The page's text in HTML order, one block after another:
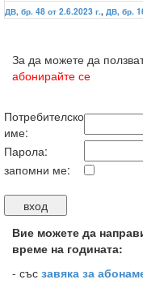
ДВ, бр. 48 от 2.6.2023 г., ДВ, бр.
За да можете да
абонирайте се
Потребителско
име:
Парола:
запомни ме:
Вие можете да
време на годината:
- със завяка за